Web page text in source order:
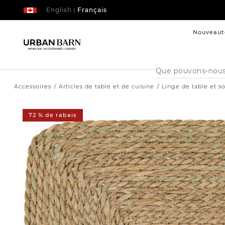
| Français
English
Cataloque
de
recherche
Accessoires Articles de table et de cuisine Linge de table et
72 % de rabais